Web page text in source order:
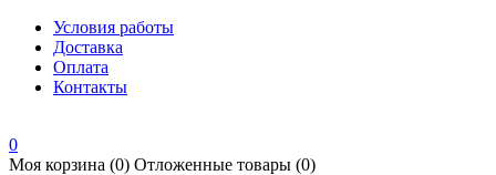
Условия работы
Доставка
Оплата
Контакты
0
Моя корзина (0) Отложенные товары (0)